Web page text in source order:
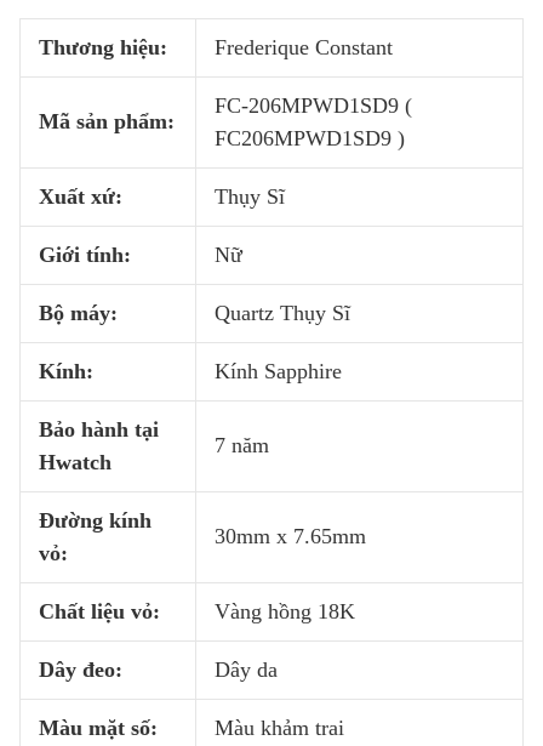
Thương hiệu: Frederique Constant
Mã sản phẩm:
FC-206MPWD1SD9 (
FC206MPWD1SD9 )
Xuất xứ: Thụy Sĩ
Giới tính: Nữ
Bộ máy: Quartz Thụy Sĩ
Kính: Kính Sapphire
Bảo hành tại
Hwatch
7 năm
Đường kính
vỏ:
30mm x 7.65mm
Chất liệu vỏ: Vàng hồng 18K
Dây đeo: Dây da
Màu mặt số: Màu khảm trai